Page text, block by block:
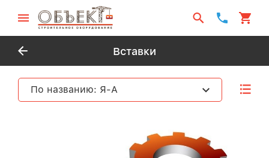
Вставки
По названию: Я-А